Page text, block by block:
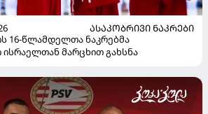
ᲐᲡᲐᲙᲝᲑᲠᲘᲕᲘ ᲜᲐᲙᲠᲔᲑᲘ
16-წლამდელთა ნაკრებმა
ისრაელთან მარცხით გახსნა